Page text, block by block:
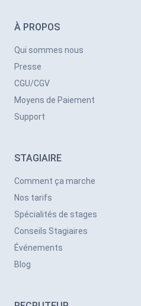
À PROPOS
Qui sommes nous
Presse
CGU/CGV
Moyens de Paiement
Support
STAGIAIRE
Comment ça marche
Nos tarifs
Spécialités de stages
Conseils Stagiaires
Événements
Blog